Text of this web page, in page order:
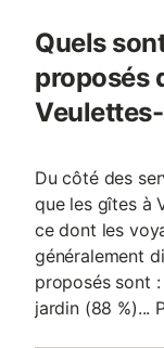
Quels
proposés
Du côté des
que les gîtes à
ce dont les
généralement
proposés sont
jardin (88 %)...